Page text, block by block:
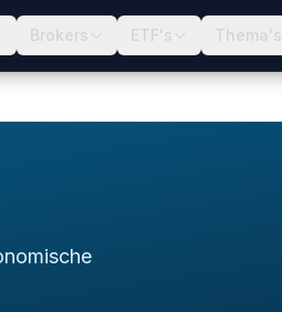
Brokers ETF's Thema's